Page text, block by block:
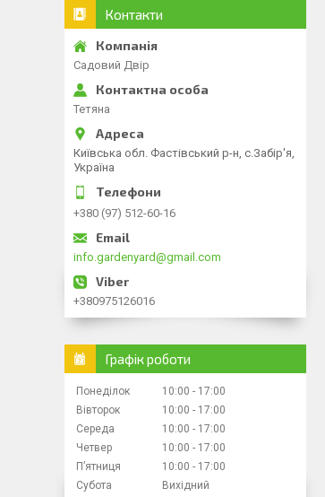
Контакти
Садовий Двір
Тетяна
Київська обл. Фастівський р-н, с.Забір'я,
Україна
+380 (97) 512-60-16
info.gardenyard@gmail.com
+380975126016
Графік роботи
Понеділок 10:00
17:00
Вівторок
10:00
17:00
Середа
10:00
17:00
Четвер
10:00
17:00
Пʼятниця
10:00
17:00
Субота
Вихідний